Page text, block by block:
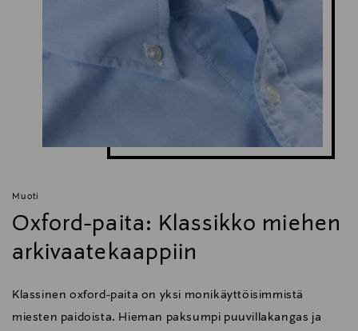
Muoti
Oxford-paita: Klassikko miehen
arkivaatekaappiin
Klassinen oxford-paita on yksi monikäyttöisimmistä
miesten paidoista. Hieman paksumpi puuvillakangas ja